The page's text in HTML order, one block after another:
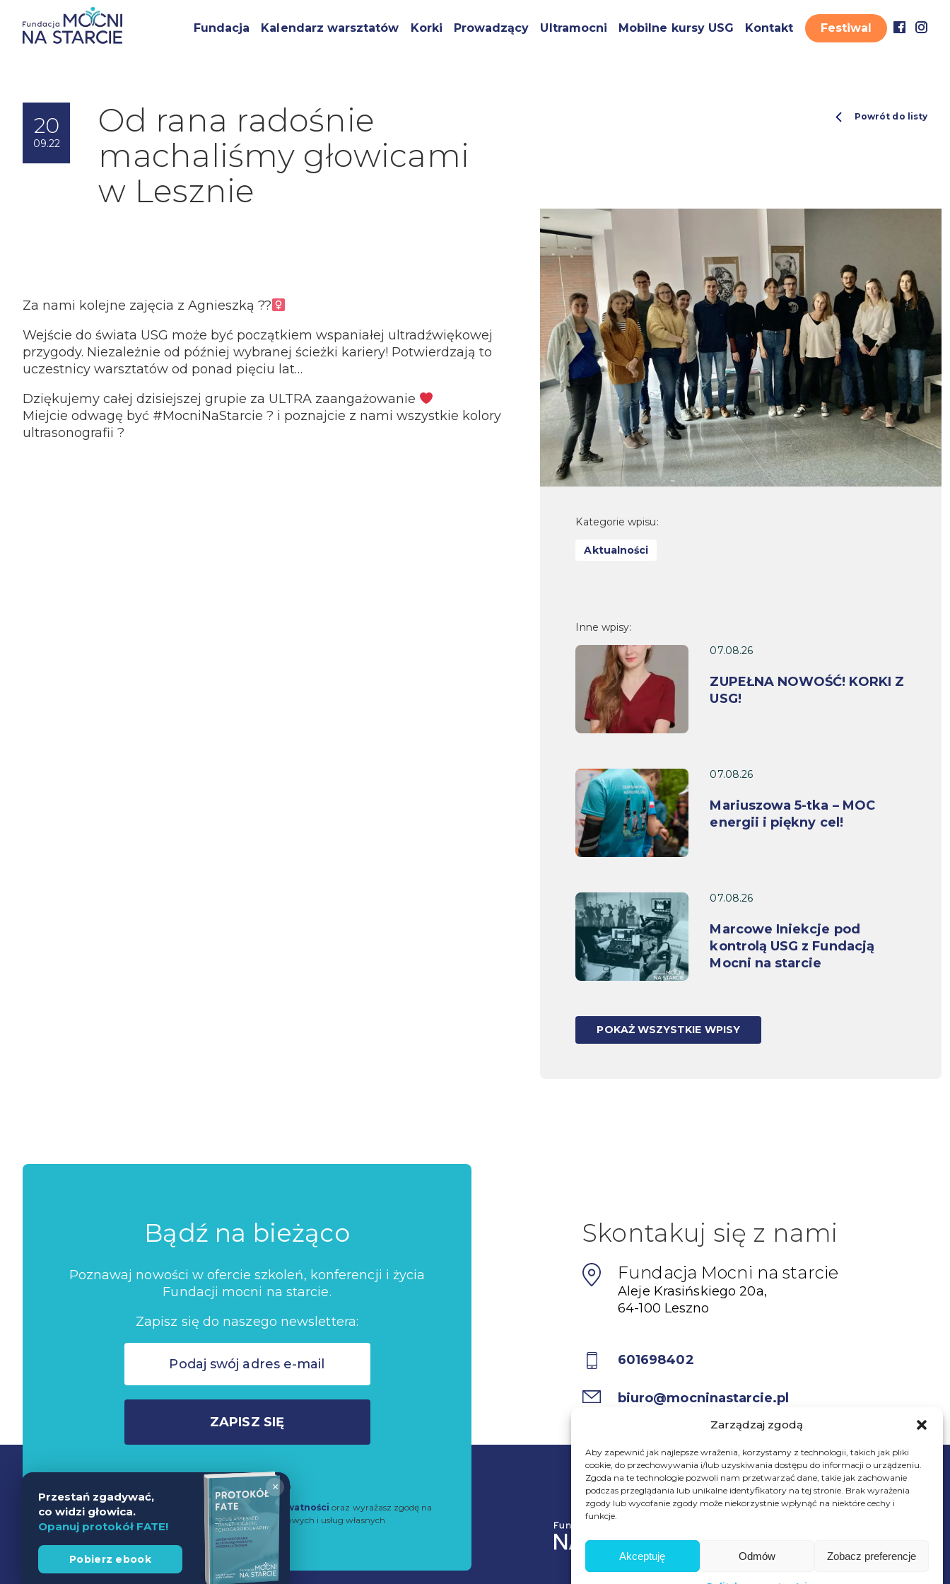
Zarządzaj zgodą
Aby zapewnić jak najlepsze wrażenia, korzystamy z technologii, takich jak pliki
cookie, do przechowywania i/lub uzyskiwania dostępu do informacji o urządzeniu.
Zgoda na te technologie pozwoli nam przetwarzać dane, takie jak zachowanie
podczas przeglądania lub unikalne identyfikatory na tej stronie. Brak wyrażenia
zgody lub wycofanie zgody może niekorzystnie wpłynąć na niektóre cechy i
funkcje.
Akceptuję Odmów Zobacz preferencje
Fundacja Kalendarz warsztatów Korki Prowadzący Ultramocni Mobilne kursy USG Kontakt Festiwal
20
09.22
Od rana radośnie
machaliśmy głowicami
w Lesznie
Powrót do listy
Za nami kolejne zajęcia z Agnieszką ??‍
Wejście do świata USG może być początkiem wspaniałej ultradźwiękowej
przygody. Niezależnie od później wybranej ścieżki kariery! Potwierdzają to
uczestnicy warsztatów od ponad pięciu lat…
Dziękujemy całej dzisiejszej grupie za ULTRA zaangażowanie
Miejcie odwagę być #MocniNaStarcie ? i poznajcie z nami wszystkie kolory
ultrasonografii ?
Kategorie wpisu:
Aktualności
Inne wpisy:
07.08.26
ZUPEŁNA NOWOŚĆ! KORKI Z
USG!
07.08.26
Mariuszowa 5-tka – MOC
energii i piękny cel!
07.08.26
Marcowe Iniekcje pod
kontrolą USG z Fundacją
Mocni na starcie
POKAŻ WSZYSTKIE WPISY
Bądź na bieżąco
Poznawaj nowości w ofercie szkoleń, konferencji i życia
Fundacji mocni na starcie.
Zapisz się do naszego newslettera:
ZAPISZ SIĘ
Nie wysyłamy spamu
Zapisując się do newslettera akceptujeszPolitykę Prywatności oraz wyrażasz zgodę na
przetwarzanie danych w celach marketingowych i usług własnych
Skontakuj się z nami
Fundacja Mocni na starcie
Aleje Krasińskiego 20a,
64-100 Leszno
601698402
biuro@mocninastarcie.pl
Wesprzyj
fundację
×
Przestań zgadywać,
co widzi głowica.
Opanuj protokół FATE!
Pobierz ebook